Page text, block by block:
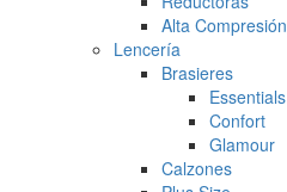
Alta Compresión
Lencería
Brasieres
Essentials
Confort
Glamour
Calzones